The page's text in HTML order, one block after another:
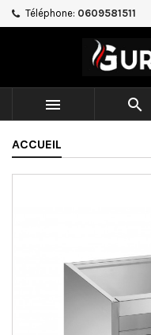
Téléphone: 0609581511
 
ACCUEIL